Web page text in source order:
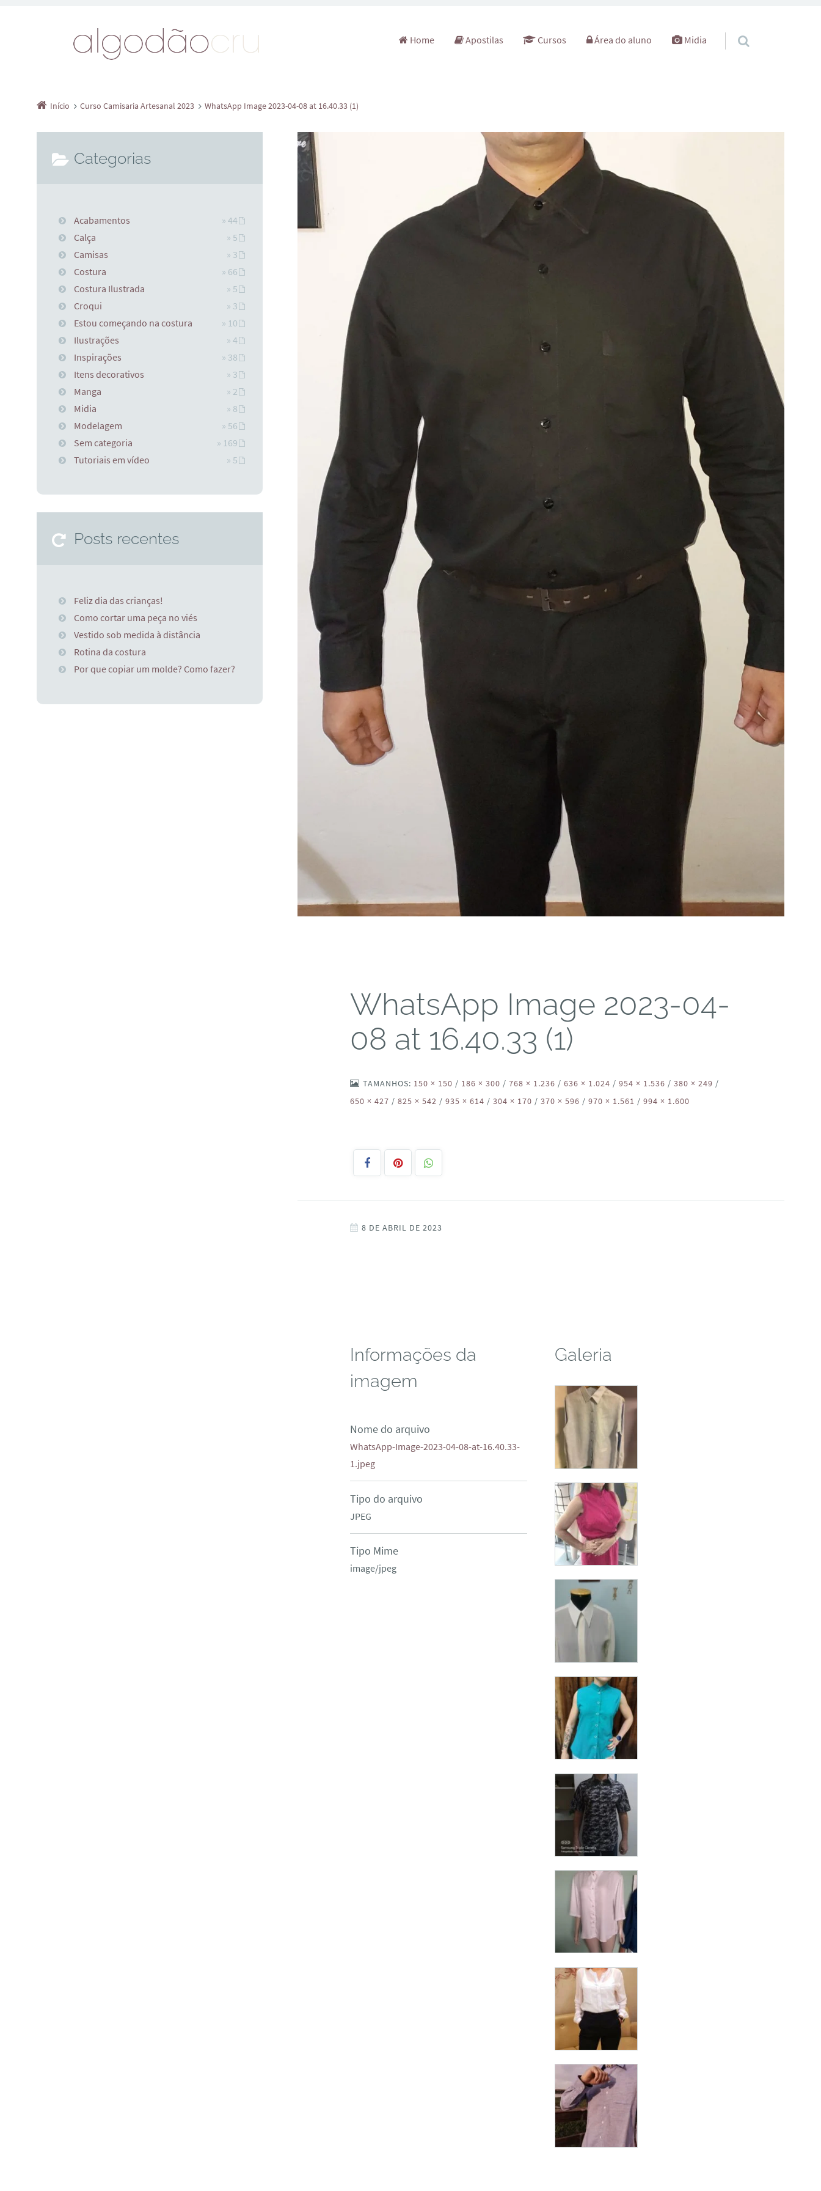
Pular para o conteúdo
Home Apostilas Cursos Área do aluno Midia
Início Curso Camisaria Artesanal 2023 WhatsApp Image 2023-04-08 at 16.40.33 (1)
WhatsApp Image 2023-04-
08 at 16.40.33 (1)
TAMANHOS: 150 × 150 / 186 × 300 / 768 × 1.236 / 636 × 1.024 / 954 × 1.536 / 380 × 249 /
650 × 427 / 825 × 542 / 935 × 614 / 304 × 170 / 370 × 596 / 970 × 1.561 / 994 × 1.600
8 DE ABRIL DE 2023
Informações da
imagem
Nome do arquivo
WhatsApp-Image-2023-04-08-at-16.40.33-
1.jpeg
Tipo do arquivo
JPEG
Tipo Mime
image/jpeg
Galeria
Categorias
Acabamentos
» 44
Calça
» 5
Camisas
» 3
Costura
» 66
Costura Ilustrada
» 5
Croqui
» 3
Estou começando na costura
» 10
Ilustrações
» 4
Inspirações
» 38
Itens decorativos
» 3
Manga
» 2
Midia
» 8
Modelagem
» 56
Sem categoria
» 169
Tutoriais em vídeo
» 5
Posts recentes
Feliz dia das crianças!
Como cortar uma peça no viés
Vestido sob medida à distância
Rotina da costura
Por que copiar um molde? Como fazer?